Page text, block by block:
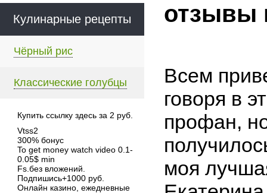
Кулинарные рецепты
Чёрный рис
Классические голубцы
Купить ссылку здесь за 2 руб.
Vtss2
300% бонус
To get money watch video 0.1-
0.05$ min
Fs.без вложений.
Подпишись+1000 руб.
Онлайн казино, ежедневные
отзывы
Всем
говоря в
профан,
моя